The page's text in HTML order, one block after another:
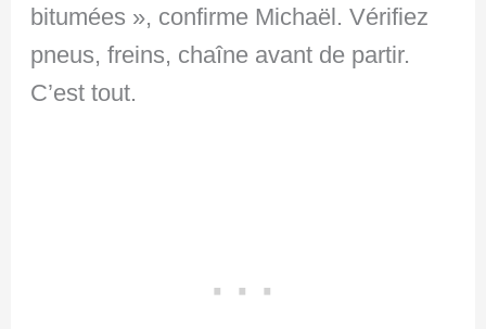
bitumées », confirme Michaël. Vérifiez
pneus, freins, chaîne avant de partir.
C’est tout.